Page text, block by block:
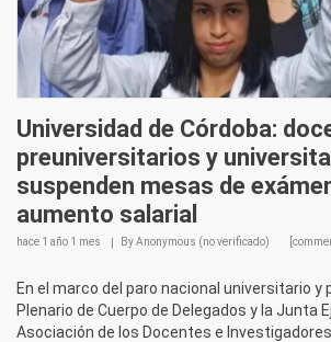
Universidad de Córdoba:
preuniversitarios y
suspenden mesas de
aumento salarial
hace 1 año 1 mes ByAnonymous (no verificado)
En el marco del paro nacional universitario y
Plenario de Cuerpo de Delegados y la Junta
Asociación de los Docentes e